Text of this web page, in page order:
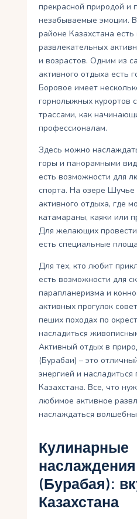
прекрасной природой и
незабываемые эмоции.
районе Казахстана
развлекательных
и возрастов. Одним из
активного отдыха есть
Боровое имеет
горнолыжных курортов
трассами, как
профессионалам.
Здесь можно
горы и панорамными
есть возможности для
спорта. На озере
активного отдыха, где
катамараны, каяки или
Для желающих
есть специальные
Для тех, кто любит
есть возможности для
парапланеризма и
активных прогулок
пеших походах по
насладиться
Активный отдых в
(Бурабаи) – это
энергией и
Казахстана. Все, что
любимое активное
наслаждаться
Кулинарные
(Бурабая):
Казахстана